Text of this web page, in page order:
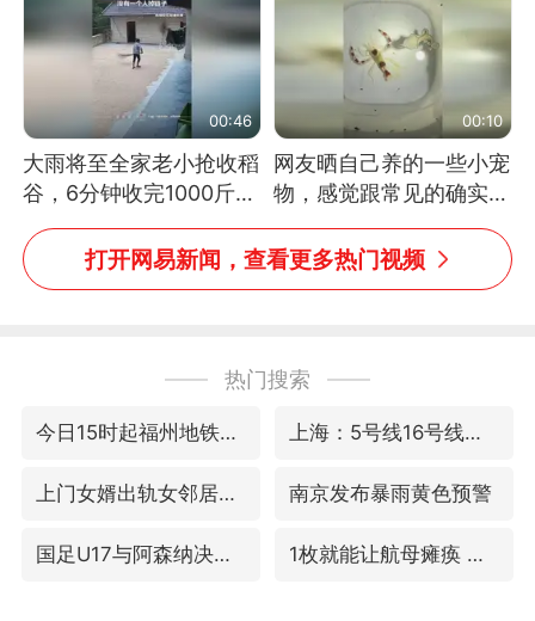
00:46
大雨将至全家老小抢收稻
谷，6分钟收完1000斤，
没有一个人掉链子
00:10
网友晒自己养的一些小宠
物，感觉跟常见的确实有
些不一样
打开网易新闻，查看更多热门视频
热门搜索
今日15时起福州地铁高架区段停运 上海：5号线16号线浦江线全线停运
上门女婿出轨女邻居多年被判重婚罪 南京发布暴雨黄色预警
国足U17与阿森纳决赛取消 并列冠军 1枚就能让航母瘫痪 轰-6J实力有多强